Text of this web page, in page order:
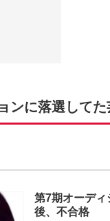
ンに落選して
第7期オーディ
後、不合格